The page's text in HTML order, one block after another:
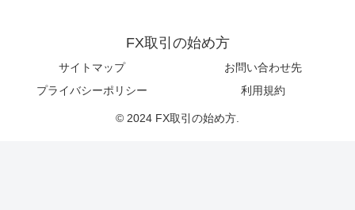
FX取引の始め方
サイトマップ
お問い合わせ先
プライバシーポリシー
利用規約
© 2024 FX取引の始め方.